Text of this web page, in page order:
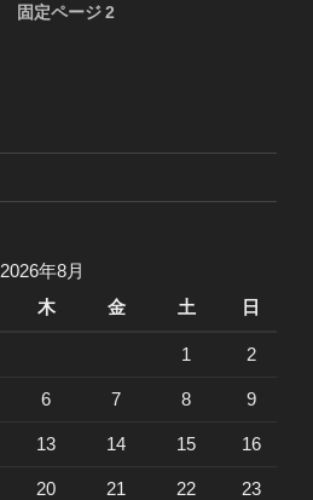
固定ページ2
2026年8月
木 金 土 日
1 2
6 7 8 9
13 14 15 16
20 21 22 23